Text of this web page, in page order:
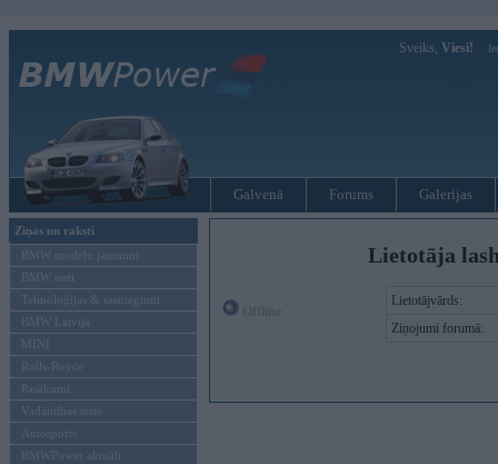
Sveiks, Viesi!
Galvenā Forums Galerijas
Ziņas un raksti
BMW modeļu jaunumi
BMW testi
Tehnoloģijas & sasniegumi
BMW Latvijā
MINI
Rolls-Royce
Pasākumi
Vadāmības tests
Autosports
BMWPower aktuāli
Lietotāja
Lietotājvārds:
Ziņojumi forumā: